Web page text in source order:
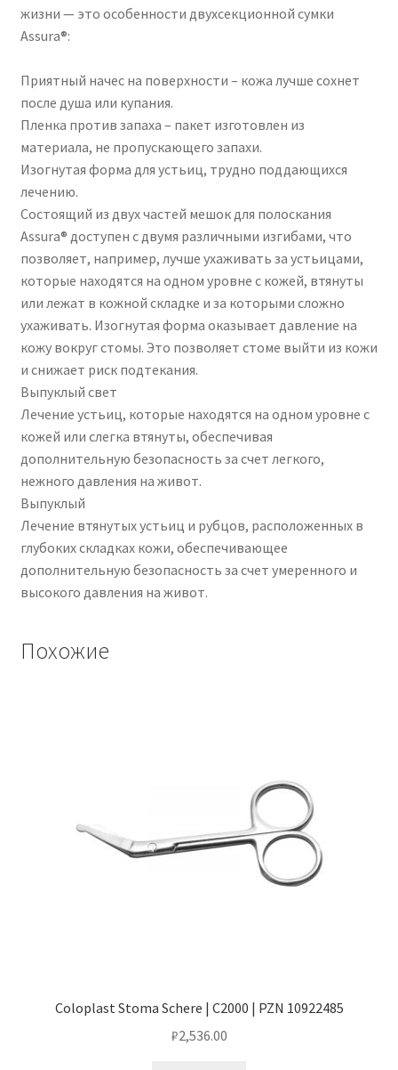
жизни — это особенности двухсекционной сумки
Assura®:
Приятный начес на поверхности – кожа лучше сохнет
после душа или купания.
Пленка против запаха – пакет изготовлен из
материала, не пропускающего запахи.
Изогнутая форма для устьиц, трудно поддающихся
лечению.
Состоящий из двух частей мешок для полоскания
Assura® доступен с двумя различными изгибами, что
позволяет, например, лучше ухаживать за устьицами,
которые находятся на одном уровне с кожей, втянуты
или лежат в кожной складке и за которыми сложно
ухаживать. Изогнутая форма оказывает давление на
кожу вокруг стомы. Это позволяет стоме выйти из кожи
и снижает риск подтекания.
Выпуклый свет
Лечение устьиц, которые находятся на одном уровне с
кожей или слегка втянуты, обеспечивая
дополнительную безопасность за счет легкого,
нежного давления на живот.
Выпуклый
Лечение втянутых устьиц и рубцов, расположенных в
глубоких складках кожи, обеспечивающее
дополнительную безопасность за счет умеренного и
высокого давления на живот.
Похожие
Coloplast Stoma Schere | C2000 | PZN 10922485
₽2,536.00